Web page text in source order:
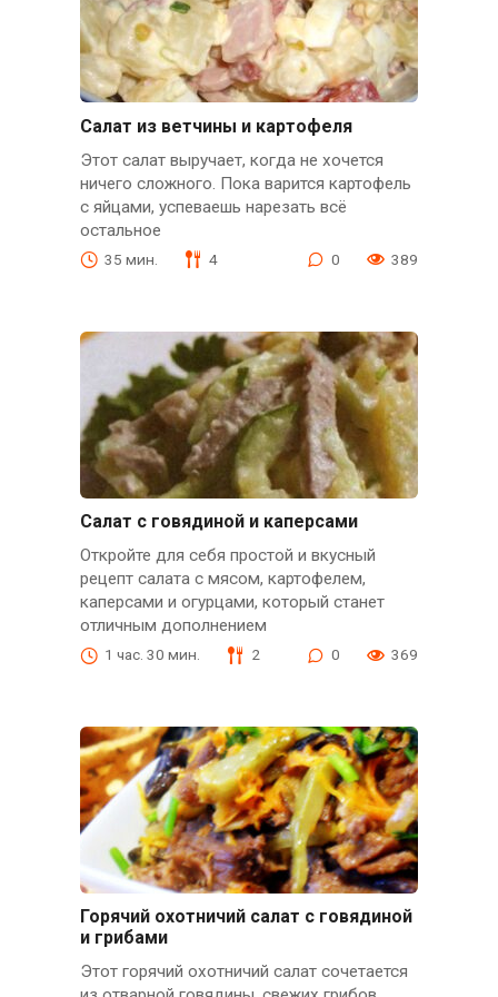
Салат из ветчины и картофеля
Этот салат выручает, когда не хочется
ничего сложного. Пока варится картофель
с яйцами, успеваешь нарезать всё
остальное
35 мин. 4 0 389
Салат с говядиной и каперсами
Откройте для себя простой и вкусный
рецепт салата с мясом, картофелем,
каперсами и огурцами, который станет
отличным дополнением
1 час. 30 мин. 2 0 369
Горячий охотничий салат с говядиной
и грибами
Этот горячий охотничий салат сочетается